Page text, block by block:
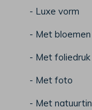
- Luxe vorm
- Met bloemen
- Met foliedruk
- Met foto
- Met